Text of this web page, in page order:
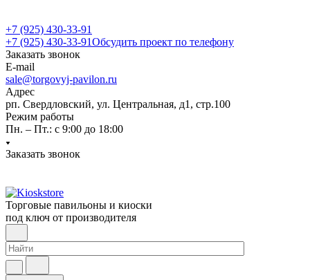
+7 (925) 430-33-91
+7 (925) 430-33-91Обсудить проект по телефону
Заказать звонок
E-mail
sale@torgovyj-pavilon.ru
Адрес
рп. Свердловский, ул. Центральная, д1, стр.100
Режим работы
Пн. – Пт.: с 9:00 до 18:00
Заказать звонок
Торговые павильоны и киоски
под ключ от производителя